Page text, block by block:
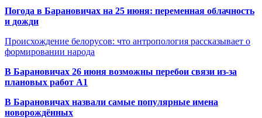
Погода в Барановичах на 25 июня: переменная облачность
и дожди
Происхождение белорусов: что антропология рассказывает о
формировании народа
В Барановичах 26 июня возможны перебои связи из-за
плановых работ A1
В Барановичах назвали самые популярные имена
новорождённых